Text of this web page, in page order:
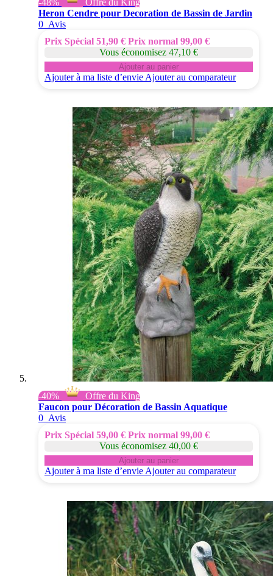
Heron Cendre pour Decoration de Bassin de Jardin
0 Avis
Prix Spécial 51,90 € Prix normal 99,00 €
Vous économisez 47,10 €
Ajouter au panier
Ajouter à ma liste d’envie Ajouter au comparateur
-40%
Offre du King
Faucon pour Décoration de Bassin Aquatique
0 Avis
Prix Spécial 59,00 € Prix normal 99,00 €
Vous économisez 40,00 €
Ajouter au panier
Ajouter à ma liste d’envie Ajouter au comparateur